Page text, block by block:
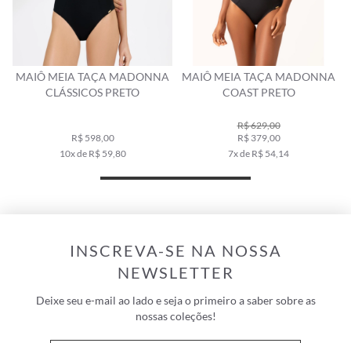
MAIÔ MEIA TAÇA MADONNA
R$ 598,00
MAIÔ MEIA TAÇA MADONNA
R$ 629,00
R$ 379,00
INSCREVA-SE NA NOSSA
NEWSLETTER
Deixe seu e-mail ao lado e seja o primeiro a saber sobre as